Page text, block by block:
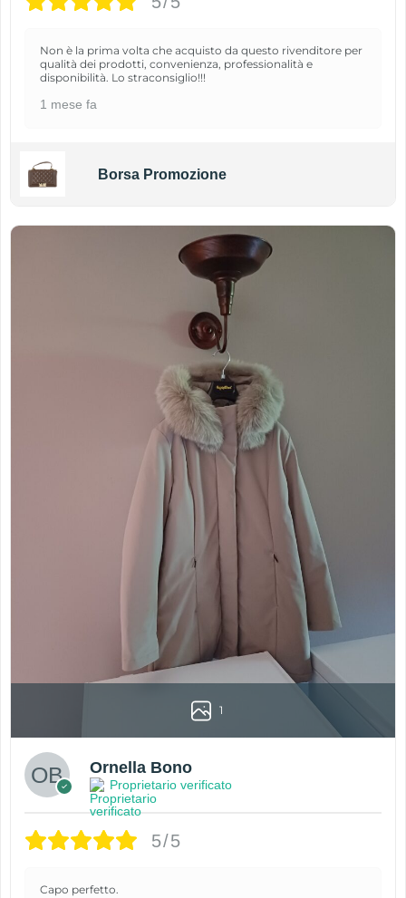
Non è la prima volta che acquisto da questo rivenditore per
qualità dei prodotti, convenienza, professionalità e
disponibilità. Lo straconsiglio!!!
1 mese fa
Borsa Promozione
1
Ornella Bono
Proprietario verificato
5/5
Capo perfetto.